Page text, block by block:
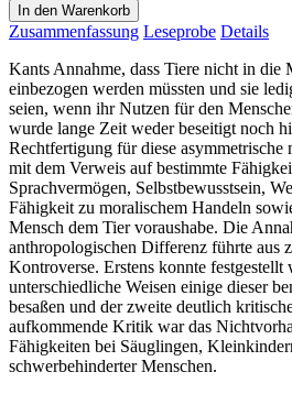
In den Warenkorb
Zusammenfassung Leseprobe Details
Kants Annahme, dass Tiere nicht in die
einbezogen werden müssten und sie
seien, wenn ihr Nutzen für den
wurde lange Zeit weder beseitigt noch
Rechtfertigung für diese
mit dem Verweis auf bestimmte
Sprachvermögen, Selbstbewusstsein,
Fähigkeit zu moralischem Handeln
Mensch dem Tier voraushabe. Die
anthropologischen Differenz führte aus
Kontroverse. Erstens konnte festgestellt
unterschiedliche Weisen einige dieser
besaßen und der zweite deutlich
aufkommende Kritik war das
Fähigkeiten bei Säuglingen,
schwerbehinderter Menschen.